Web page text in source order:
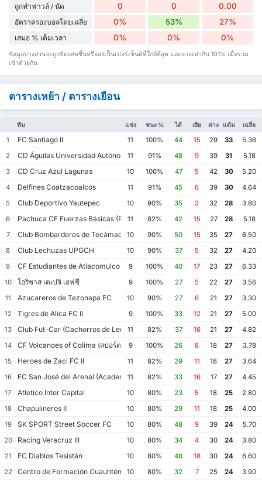
ถูกทำฟาวล์ / นัด 0 0 0.00
อัตราครองบอลโดยเฉลี่ย 0% 53% 27%
เสมอ % เต็มเวลา 0% 0% 0%
ข้อมูลบางส่วนจะถูกปัดเศษขึ้นหรือลงเป็นเปอร์เซ็นต์ที่ใกล้ที่สุด และอาจเท่ากับ 101% เมื่อรวม
เข้าด้วยกัน
ตารางเหย้า / ตารางเยือน
ทีม แข่ง ชนะ % ได้ เสีย ต่าง แต้ม เฉลี่ย
1 FC Santiago II 11 100% 44 15 29 33
5.36
2
CD Águilas Universidad Autónoma de Guerrero
11 91% 48 9 39 31
5.18
3
CD Cruz Azul Lagunas 10 100% 47 5 42 30
5.20
4
Delfines Coatzacoalcos 11 91% 45 6 39 30
4.64
5
Club Deportivo Yautepec 10 90% 35 3 32 28
3.80
6
Pachuca CF Fuerzas Básicas (Pachuca CF III)
11 82% 42 15 27 28
5.18
7
Club Bombarderos de Tecámac 10 90% 50 15 35 27
6.50
8
Club Lechuzas UPGCH 10 90% 37 5 32 27
4.20
9
CF Estudiantes de Atlacomulco 9 100% 40 17 23 27
6.33
10
โอริชาส เตเปจิ เอฟซี 9 100% 27 5 22 27
3.56
11
Azucareros de Tezonapa FC 10 90% 27 6 21 27
3.30
12
Tigres de Alica FC II 9 100% 33 12 21 27
5.00
13
Club Fut-Car (Cachorros de León)11 82% 37 16 21 27
4.82
14
CF Volcanoes of Colima (สปอร์ต ทาลา)
9 100% 26 8 18 27
3.78
15
Heroes de Zaci FC II 11 82% 29 11 18 27
3.64
16
FC San José del Arenal (Academia América Leyendas)
11 82% 33 16 17 27
4.45
17
Atletico Inter Capital 10 80% 23 5 18 25
2.80
18
Chapulineros II 10 80% 29 11 18 25
4.00
19
SK SPORT Street Soccer FC 10 80% 48 9 39 24
5.70
20
Racing Veracruz III 10 80% 34 4 30 24
3.80
21
FC Diablos Tesistán 10 80% 48 18 30 24
6.60
22
Centro de Formación Cuauhtémoc Blanco
10 80% 32 7 25 24 3.90